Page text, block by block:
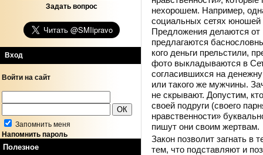
Задать вопрос
Вход
Войти на сайт
Запомнить меня
Напомнить пароль
Полезное
нехорошем. Например,
социальных сетях юношей
Предложения делаются от
предлагаются
кого деньги прельстили,
фото выкладываются в
согласившихся на
или такого же мужчины.
не скрывают. Допустим,
своей подруги (своего
нравственности»
пишут они своим жертвам.
Закон позволит загнать в
тем, что подставляют и